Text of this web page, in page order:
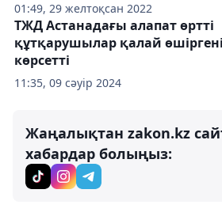
01:49, 29 желтоқсан 2022
11:35, 09 сәуір 2024
ТЖД Астанадағы алапат өртті
құтқарушылар қалай
көрсетті
Жаңалықтан zakon.kz
хабардар болыңыз: